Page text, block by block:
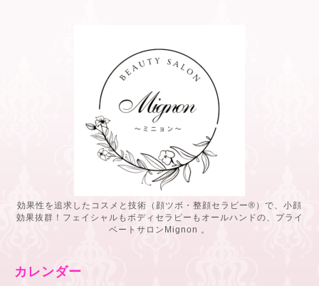
効果性を追求したコスメと技術（顔ツボ・整顔セラピー®️）で、小顔
効果抜群！フェイシャルもボディセラピーもオールハンドの、プライ
ベートサロンMignon 。
カレンダー